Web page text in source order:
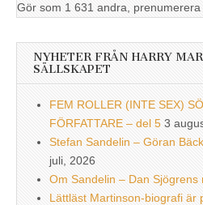
Gör som 1 631 andra, prenumerera
NYHETER FRÅN HARRY
SÄLLSKAPET
FEM ROLLER (INTE SEX)
FÖRFATTARE – del 5 3
Stefan Sandelin – Göran
juli, 2026
Om Sandelin – Dan Sjögrens
Lättläst Martinson-biografi är